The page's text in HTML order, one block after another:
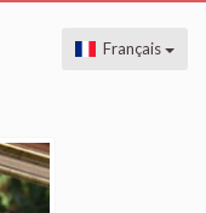
Français